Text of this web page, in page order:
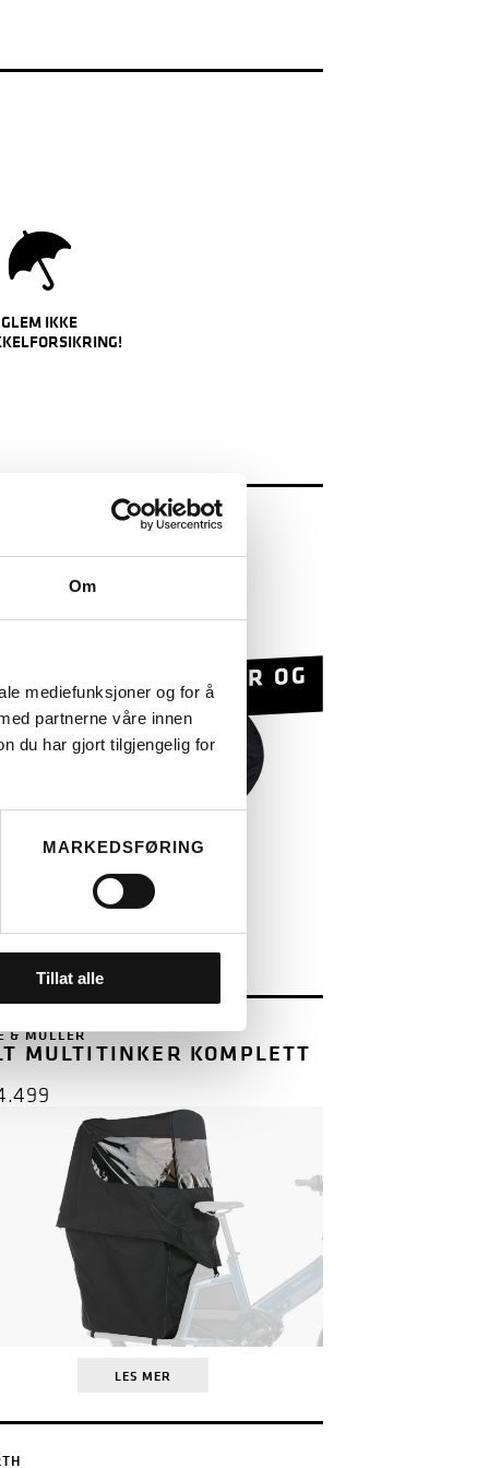
Om
mediefunksjoner og for å
partnerne våre innen
du har gjort tilgjengelig for
MARKEDSFØRING
Tillat alle
GLEM IKKE
MOT UVÆR OG
COVERS METZ
LES MER
& MÜLLER
MULTITINKER KOMPLETT
LES MER